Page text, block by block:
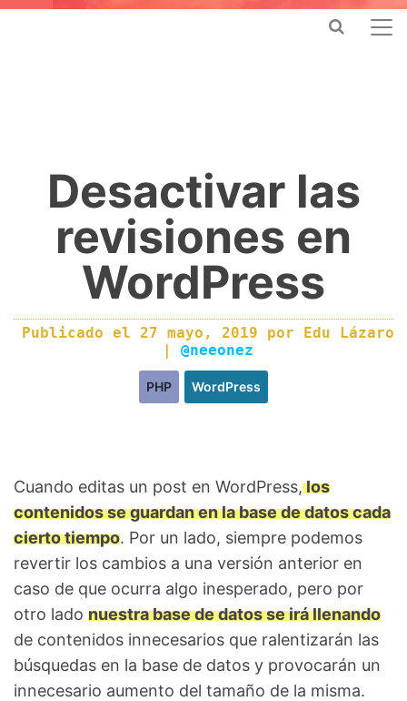
Desactivar las
revisiones en
WordPress
Publicado el 27 mayo, 2019 por Edu Lázaro
| @neeonez
PHP WordPress
Cuando editas un post en WordPress,los
contenidos se guardan en la base de datos cada
cierto tiempo. Por un lado, siempre podemos
revertir los cambios a una versión anterior en
caso de que ocurra algo inesperado, pero por
otro lado nuestra base de datos se irá llenando
de contenidos innecesarios que ralentizarán las
búsquedas en la base de datos y provocarán un
innecesario aumento del tamaño de la misma.